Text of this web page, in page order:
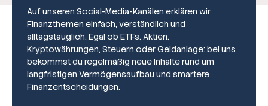
Broker-Vergleich
Auf unseren Social-Media-Kanälen erklären wir
Finanzthemen einfach, verständlich und
alltagstauglich. Egal ob ETFs, Aktien,
Kryptowährungen, Steuern oder Geldanlage: bei uns
bekommst du regelmäßig neue Inhalte rund um
langfristigen Vermögensaufbau und smartere
Finanzentscheidungen.